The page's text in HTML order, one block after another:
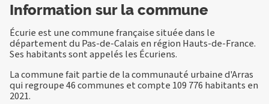
Information sur la commune
Écurie est une commune française située dans le
département du Pas-de-Calais en région Hauts-de-France.
Ses habitants sont appelés les Écuriens.
La commune fait partie de la communauté urbaine d'Arras
qui regroupe 46 communes et compte 109 776 habitants en
2021.